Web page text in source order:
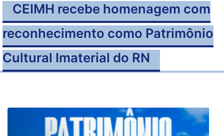
CEIMH recebe homenagem com
reconhecimento como Patrimônio
Cultural Imaterial do RN